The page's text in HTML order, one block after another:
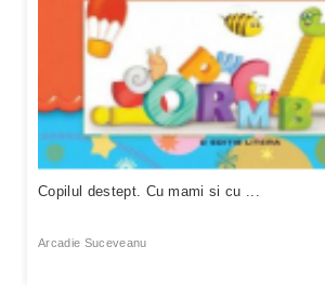
Copilul destept. Cu mami si cu ...
Arcadie Suceveanu